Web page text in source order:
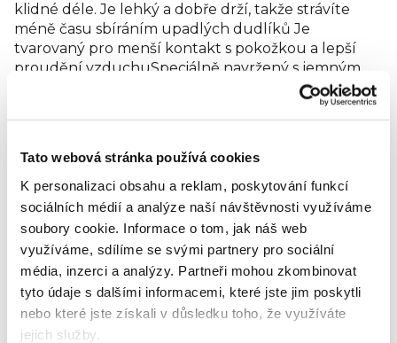
Tato webová stránka používá cookies
K personalizaci obsahu a reklam, poskytování funkcí
sociálních médií a analýze naší návštěvnosti využíváme
soubory cookie. Informace o tom, jak náš web
využíváme, sdílíme se svými partnery pro sociální
média, inzerci a analýzy. Partneři mohou zkombinovat
tyto údaje s dalšími informacemi, které jste jim poskytli
nebo které jste získali v důsledku toho, že využíváte
jejich služby.
klidné déle. Je lehký a dobře drží, takže strávíte
méně času sbíráním upadlých dudlíků Je
tvarovaný pro menší kontakt s pokožkou a lepší
proudění vzduchuSpeciálně navržený s jemným,
matným povrchem připomínajícím pokožku pro
známý pocit pohodlí. Je kompatibilní s klipem na
vhodné do mikrovlnné trouby pro jednoduchou
sterilizaci Ortodontický design – ventilační savička
se jemně stlačuje, aby byla šetrná k rostoucím
zoubkům a dásním
Hodnocení produktu
Buďte první, kdo napíše příspěvek k této položce.
Pouze registrovaní uživatelé mohou vkládat